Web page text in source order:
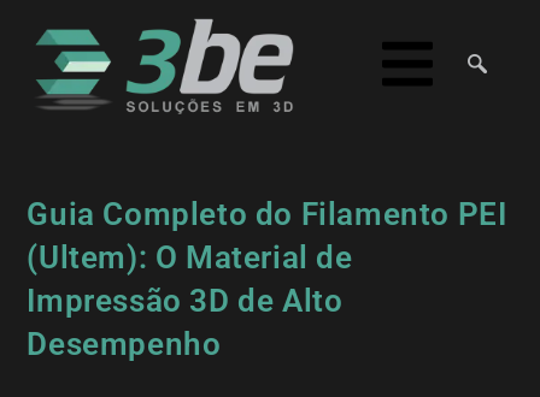
Guia Completo do Filamento PEI
(Ultem): O Material de
Impressão 3D de Alto
Desempenho